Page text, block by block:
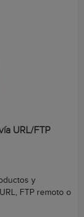
URL/FTP
y
FTP remoto o